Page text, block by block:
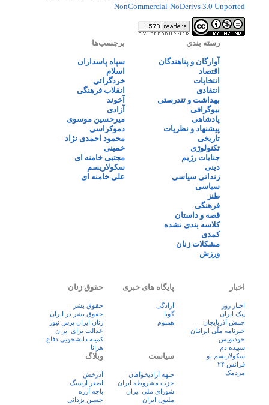
NonCommercial-NoDerivs 3.0 Unported
رسته بندي
آوارگان و پناهندگان
اقتصاد
انتخابات
انتقادی
بهداشت و تندرستی
بیوگرافی
پادشاهی
پیشنهاد و نظریات
تاریخی
تکنولوژی
جنایات رژیم
دینی
زندانی سیاسی
سیاسی
طنز
فرهنگی
قصه و داستان
کلاسه بندی نشده
کمدی
مشکلات زنان
ورزش
برچسب‌ها
سپاه پاسداران
اسلام
خردگرائی
انقلاب فرهنگی
آخوند
آزادی
میرحسین موسوی
دموکراسی
محمود احمدی نژاد
خمینی
مجتبی خامنه ای
سکولاریسم
علی خامنه ای
اخبار
اخبار روز
پيک ايران
جنبش آذربایجان
خبرنامه ملّی ایرانیان
خودنویس
سپیده دم
سکولاریسم نو
فرانس ۲۴
مردمک
پایگاه های خبری
آزادگی
گویا
همبوم
حقوق زنان
حقوق بشر
حقوق بشر در ایران
زنان ايران پرس نيوز
عدالت برای ایران
کمیته دانشجویی دفاع
هرانا
سیاست
جبهه آزادیخواهان
حزب مشروطه ایران
شورای ملی ایران
ملیون ایران
وبلاگ
آذرخش
اصغر ارسنگ
باچه آزره
حسین یزدانی